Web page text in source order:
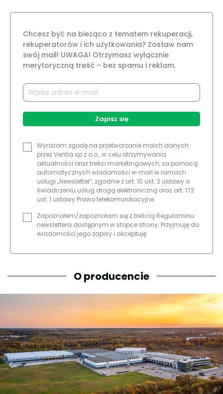
Chcesz być na bieżąco z tematem rekuperacji,
rekuperatorów i ich użytkowania? Zostaw nam
swój mail! UWAGA! Otrzymasz wyłącznie
merytoryczną treść – bez spamu i reklam.
Zapisz się
Wyrażam zgodę na przetwarzanie moich danych
przez Ventia sp z o.o., w celu otrzymywania
aktualności oraz treści marketingowych, za pomocą
automatycznych wiadomości e-mail w ramach
usługi „Newsletter”, zgodnie z art. 10 ust. 2 ustawy o
świadczeniu usług drogą elektroniczną oraz art. 172
ust. 1 ustawy Prawo telekomunikacyjne.
Zapoznałem/zapoznałam się z treścią Regulaminu
newslettera dostępnym w stopce strony. Przyjmuję do
wiadomości jego zapisy i akceptuję.
O producencie